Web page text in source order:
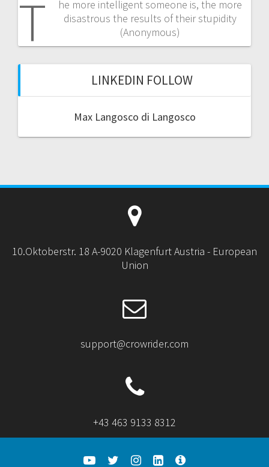
T
he more intelligent someone is, the more
disastrous the results of their stupidity
(Anonymous)
LINKEDIN FOLLOW
Max Langosco di Langosco
10.Oktoberstr. 18 A-9020 Klagenfurt Austria - European
Union
support@crowrider.com
+43 463 9133 8312